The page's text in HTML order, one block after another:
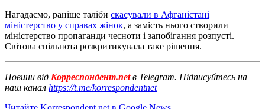
Нагадаємо, раніше таліби скасували в Афганістані
міністерство у справах жінок, а замість нього створили
міністерство пропаганди чесноти і запобігання розпусті.
Світова спільнота розкритикувала таке рішення.
Новини від Корреспондент.netв Telegram. Підписуйтесь на
наш канал https://t.me/korrespondentnet